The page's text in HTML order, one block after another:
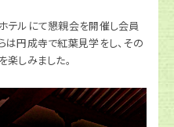
テルにて懇親会を開催し会員
は円成寺で紅葉見学をし、その
しみました。